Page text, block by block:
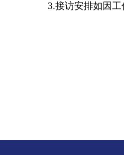
3.接访安排如因工作冲突